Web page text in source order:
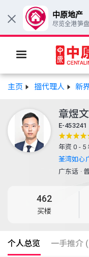
主页 搵代理人 新
章煜文
E-453241
年资 0 - 5
荃湾如心
广东话 ·
462
买楼
个人总览 一手推介
× 中原地产
尽览全港笋